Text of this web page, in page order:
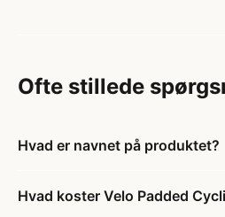
Ofte stillede
Hvad er navnet på produktet?
Hvad koster Velo Padded